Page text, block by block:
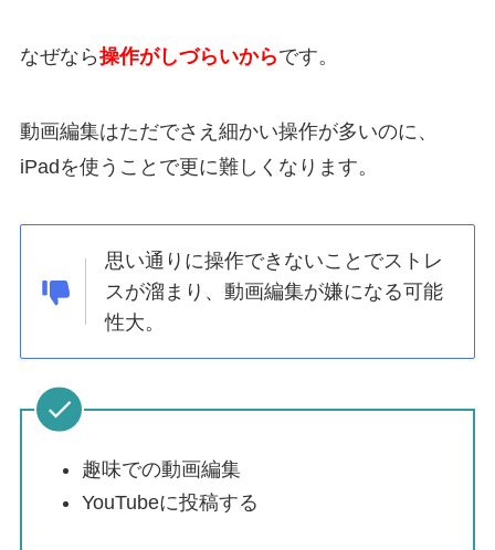
なぜなら操作がしづらいからです。
動画編集はただでさえ細かい操作が多いのに、
iPadを使うことで更に難しくなります。
思い通りに操作できないことでストレ
スが溜まり、動画編集が嫌になる可能
性大。
趣味での動画編集
YouTubeに投稿する